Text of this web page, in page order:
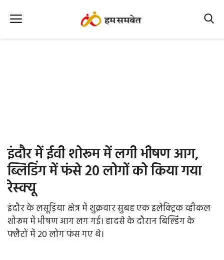
Office Office
Political Gossips
Farm & Food
Opinion
इंदौर में ईवी शोरूम में लगी भीषण आग,
ब्लिडिंग में फंसे 20 लोगों को किया गया
रेस्क्यू
इंदौर के लसूड़िया क्षेत्र में शुक्रवार सुबह एक इलेक्ट्रिक व्हीकल
शोरूम में भीषण आग लग गई। हादसे के दौरान बिल्डिंग के
फ्लैटों में 20 लोग फंस गए थे।